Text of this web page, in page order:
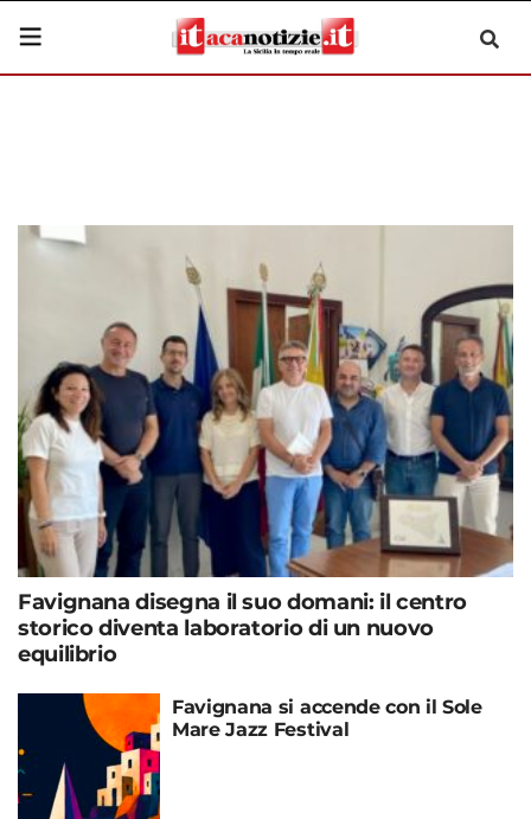
Favignana disegna il suo domani: il centro
storico diventa laboratorio di un nuovo
equilibrio
Favignana si accende con il Sole
Mare Jazz Festival